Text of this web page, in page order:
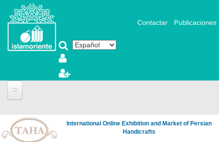
Pasar al contenido principal
Contactar Publicaciones
International Online Exhibition and Market of Persian
Handicrafts